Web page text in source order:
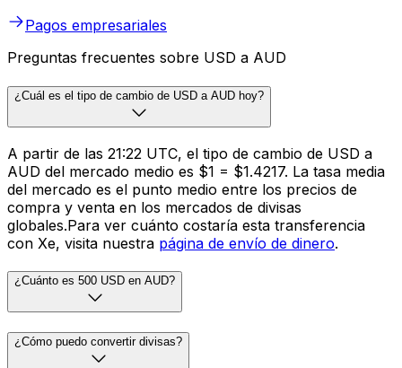
Pagos empresariales
Preguntas frecuentes sobre USD a AUD
¿Cuál es el tipo de cambio de USD a AUD hoy?
A partir de las 21:22 UTC, el tipo de cambio de USD a
AUD del mercado medio es $1 = $1.4217. La tasa media
del mercado es el punto medio entre los precios de
compra y venta en los mercados de divisas
globales.Para ver cuánto costaría esta transferencia
con Xe, visita nuestra página de envío de dinero.
¿Cuánto es 500 USD en AUD?
¿Cómo puedo convertir divisas?